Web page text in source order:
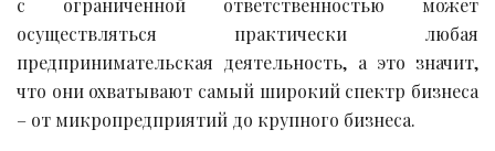
с ограниченной ответственностью может
осуществляться практически любая
предпринимательская деятельность, а это значит,
что они охватывают самый широкий спектр бизнеса
– от микропредприятий до крупного бизнеса.